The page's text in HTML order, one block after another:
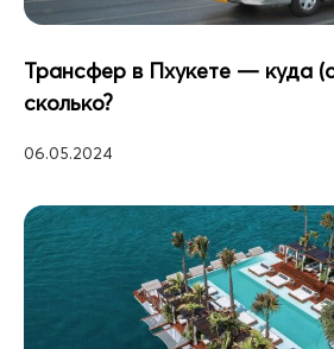
Трансфер в Пхукете — куда
сколько?
06.05.2024